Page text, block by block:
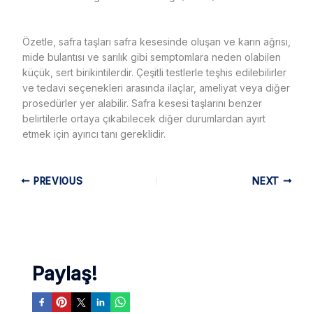
Özetle, safra taşları safra kesesinde oluşan ve karın ağrısı,
mide bulantısı ve sarılık gibi semptomlara neden olabilen
küçük, sert birikintilerdir. Çeşitli testlerle teşhis edilebilirler
ve tedavi seçenekleri arasında ilaçlar, ameliyat veya diğer
prosedürler yer alabilir. Safra kesesi taşlarını benzer
belirtilerle ortaya çıkabilecek diğer durumlardan ayırt
etmek için ayırıcı tanı gereklidir.
PREVIOUS NEXT
Paylaş!